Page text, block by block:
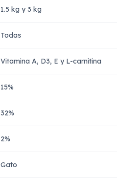
1.5 kg y 3 kg
Todas
Vitamina A, D3, E y L-carnitina
15%
32%
2%
Gato